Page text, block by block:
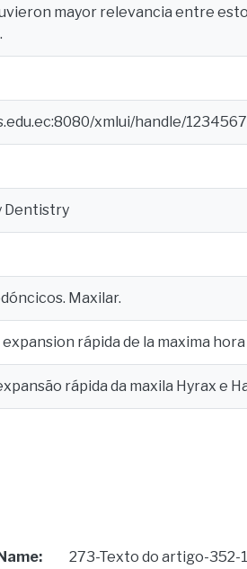
mayor relevancia entre
xmlui/handle/
Dentistry
Maxilar.
rápida de la maxima
rápida da maxila Hyrax e
273-Texto do artigo-352-